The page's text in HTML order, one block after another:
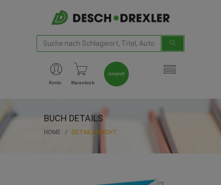
Konto Warenkorb
BUCH DETAILS
HOME DETAILANSICHT